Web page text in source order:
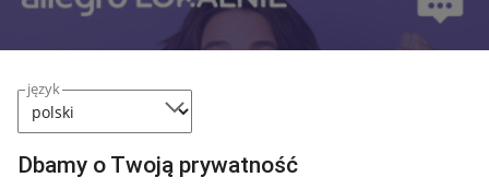
język
Dbamy o Twoją prywatność